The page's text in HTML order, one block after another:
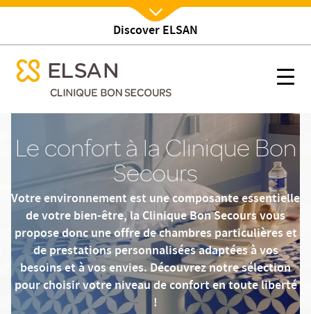
Nx:Aller
contenu
principal
Discover ELSAN
Votre séjour
menu mobile
Nx:Afficher menu
menu mobile
Le confort à la Clinique Bon
Secours
Votre environnement est une composante essentielle
de votre bien-être, la Clinique Bon Secours vous
propose donc une offre de chambres particulières et
de prestations personnalisées adaptées à vos
besoins et à vos envies. Découvrez notre sélection
pour choisir votre niveau de confort en toute liberté
!